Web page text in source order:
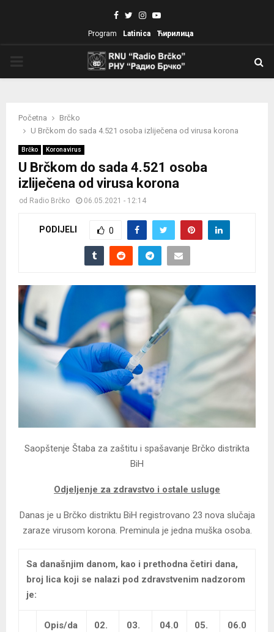
Facebook
TwitterInstagram
Youtube
Program Latinica Ћирилица
Početna
Brčko
U Brčkom do sada 4.521 osoba izliječena od virusa korona
Brčko Koronavirus
U Brčkom do sada 4.521 osoba
izliječena od virusa korona
od Radio Brčko 06.05.2021 - 12:14
PODIJELI 0
Saopštenje Štaba za zaštitu i spašavanje Brčko distrikta
BiH
Odjeljenje za zdravstvo i ostale usluge
Danas je u Brčko distriktu BiH registrovano 23 nova slučaja
zaraze virusom korona. Preminula je jedna muška osoba.
Sa današnjim danom, kao i prethodna četiri dana,
broj lica koji se nalazi pod zdravstvenim nadzorom
je:
Opis/da
02.
03.
04.0
05.
06.0